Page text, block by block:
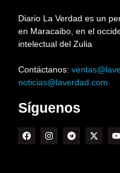
Diario La Verdad es un
en Maracaibo, en el
intelectual del Zulia
Contáctanos:
noticias@laverdad.com
Síguenos